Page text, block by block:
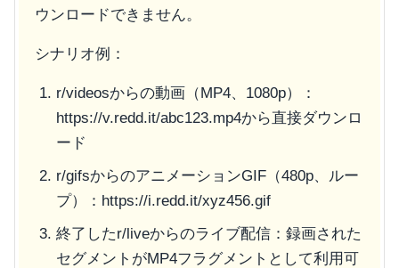
ウンロードできません。
シナリオ例：
r/videosからの動画（MP4、1080p）：
https://v.redd.it/abc123.mp4から直接ダウンロ
ード
r/gifsからのアニメーションGIF（480p、ルー
プ）： https://i.redd.it/xyz456.gif
終了したr/liveからのライブ配信：録画された
セグメントがMP4フラグメントとして利用可